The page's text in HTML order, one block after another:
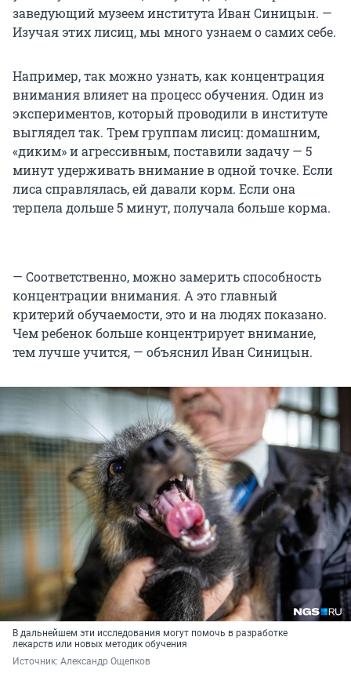
заведующий музеем института Иван Синицын. —
Изучая этих лисиц, мы много узнаем о самих себе.
Например, так можно узнать, как концентрация
внимания влияет на процесс обучения. Один из
экспериментов, который проводили в институте
выглядел так. Трем группам лисиц: домашним,
«диким» и агрессивным, поставили задачу — 5
минут удерживать внимание в одной точке. Если
лиса справлялась, ей давали корм. Если она
терпела дольше 5 минут, получала больше корма.
— Соответственно, можно замерить способность
концентрации внимания. А это главный
критерий обучаемости, это и на людях показано.
Чем ребенок больше концентрирует внимание,
тем лучше учится, — объяснил Иван Синицын.
В дальнейшем эти исследования могут помочь в разработке
лекарств или новых методик обучения
Источник: Александр Ощепков